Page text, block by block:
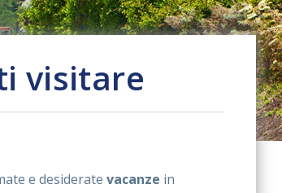
visitare
e desiderate vacanze in